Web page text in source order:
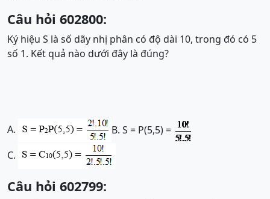
Câu hỏi 602800:
Ký hiệu S là số dãy nhị phân có độ dài 10, trong đó có 5
số 1. Kết quả nào dưới đây là đúng?
A.
B. S = P(5,5) =
C.
Câu hỏi 602799: